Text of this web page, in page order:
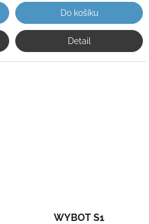
Do košíku
Detail
WYBOT S1